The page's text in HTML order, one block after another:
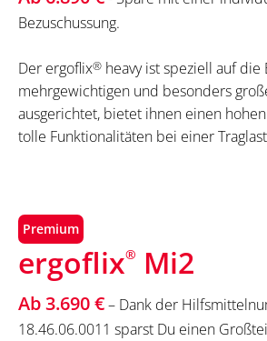
Bezuschussung.
Der ergoflix® heavy ist speziell auf
mehrgewichtigen und besonders
ausgerichtet, bietet ihnen einen
tolle Funktionalitäten bei einer
Premium
ergoflix® Mi2
Ab 3.690 €– Dank der
18.46.06.0011 sparst Du einen